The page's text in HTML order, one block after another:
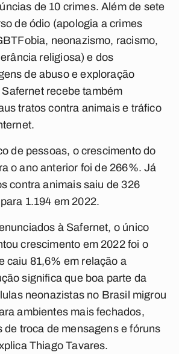
de 10 crimes. Além de sete
de ódio (apologia a crimes
neonazismo, racismo,
religiosa) e dos
de abuso e exploração
recebe também
tratos contra animais e tráfico
de pessoas, o crescimento do
o ano anterior foi de 266%. Já
contra animais saiu de 326
1.194 em 2022.
à Safernet, o único
crescimento em 2022 foi o
caiu 81,6% em relação a
significa que boa parte da
neonazistas no Brasil migrou
ambientes mais fechados,
de troca de mensagens e fóruns
Thiago Tavares.